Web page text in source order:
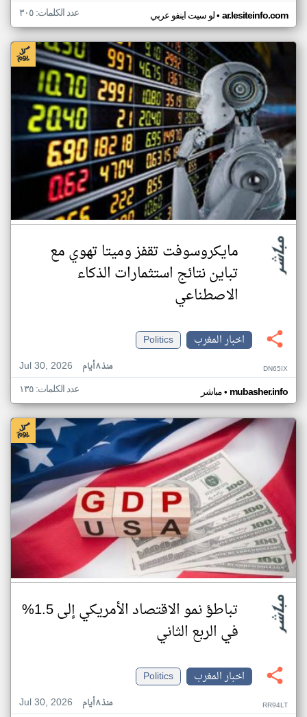
لو سيت اينفو عربي• ar.lesiteinfo.com عدد الكلمات: ٣٠٥
مايكروسوفت تقفز وميتا تهوي مع
تباين نتائج استثمارات الذكاء
الاصطناعي
اخبار المغرب
Politics
Jul 30, 2026
منذ ٨ أيام DN65IX
مباشر• mubasher.info عدد الكلمات: ١٣٥
تباطؤ نمو الاقتصاد الأمريكي إلى 1.5%
في الربع الثاني
اخبار المغرب
Politics
Jul 30, 2026
منذ ٨ أيام RR94LT